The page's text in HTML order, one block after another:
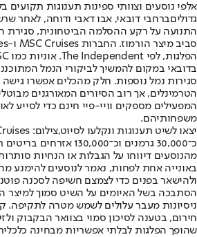
אלפי נוסעים וצוותי ספינות תענוגות תקועים
גדוליםברחבי דובאי, אבו דאבי ודוחה, לאחר
התנועה על רקע ההסלמה הביטחונית, סגירת
בדובאי במקום להמשיך לביקורי הנמל
סגירות נמל נוספות. חלק מהכלים אפשרו
הטרמינלים, אך רוב הסיורים המאורגנים
המפעילים מספקים וויי-פיי חינם כדי לסייע
משפחותיהם.
יצאו לשיט תענוגות ונקלעו לסיוט,צילום: MSC Cruises
כ־30,000 גרמנים וכ־130,000
מהנוסעים דיווחו על הגבלות או הנחיות
באונייה אחת לפחות, נאמר לנוסעים להימנע
ולהישאר בפנים כדי לצמצם חשיפה לסכנה
הסתבכה בשל האיומים על השיט סמוך למיצר
ניסיונות מעבר עלולים לשמש מטרה לתקיפה.
חירום, בטענה לסיכון סמוי בצוואר הבקבוק
שהופך הפלגות לבלתי אפשריות מבחינה